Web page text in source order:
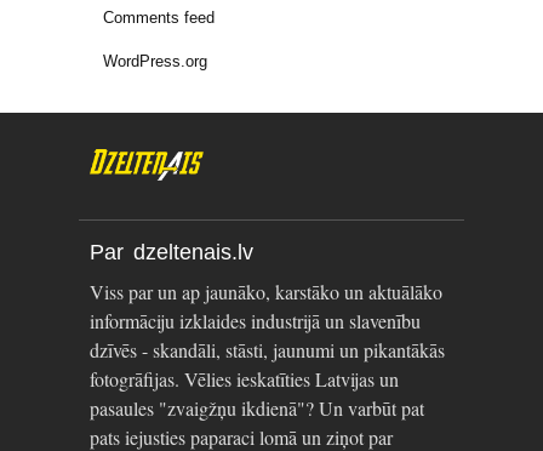
Comments feed
WordPress.org
Par dzeltenais.lv
Viss par un ap jaunāko, karstāko un aktuālāko
informāciju izklaides industrijā un slavenību
dzīvēs - skandāli, stāsti, jaunumi un pikantākās
fotogrāfijas. Vēlies ieskatīties Latvijas un
pasaules "zvaigžņu ikdienā"? Un varbūt pat
pats iejusties paparaci lomā un ziņot par